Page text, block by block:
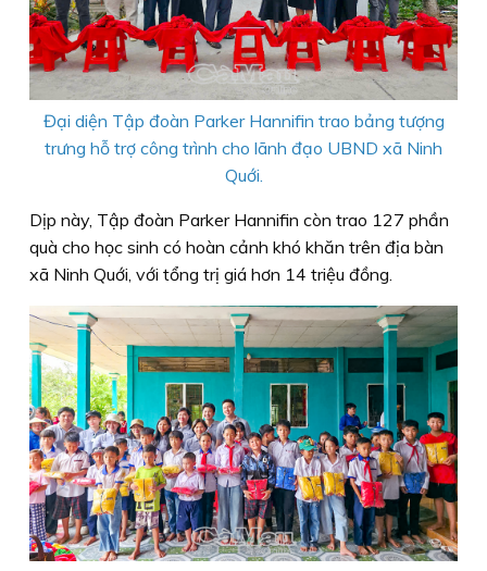
Đại diện Tập đoàn Parker Hannifin trao bảng tượng
trưng hỗ trợ công trình cho lãnh đạo UBND xã Ninh
Quới.
Dịp này, Tập đoàn Parker Hannifin còn trao 127 phần
quà cho học sinh có hoàn cảnh khó khăn trên địa bàn
xã Ninh Quới, với tổng trị giá hơn 14 triệu đồng.